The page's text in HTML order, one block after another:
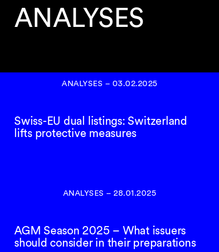
ANALYSES
ANALYSES – 03.02.2025
Swiss-EU dual listings: Switzerland
lifts protective measures
ANALYSES – 28.01.2025
AGM Season 2025 – What issuers
should consider in their preparations